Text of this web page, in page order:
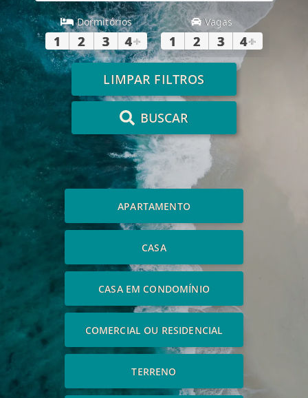
Dormitórios
1 2 3 4+
Vagas
1 2 3 4+
LIMPAR FILTROS
BUSCAR
APARTAMENTO
CASA
CASA EM CONDOMÍNIO
COMERCIAL OU RESIDENCIAL
TERRENO